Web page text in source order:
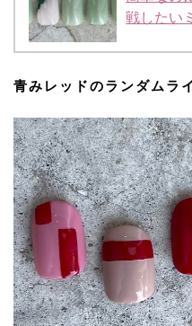
戦したい
青みレッドのランダムラ